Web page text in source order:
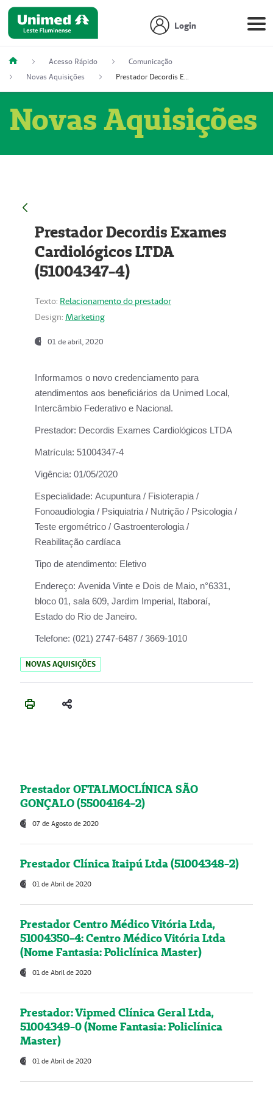
Login
Acesso Rápido
Comunicação
Novas Aquisições
Prestador Decordis Exames Cardiológicos LTDA (51004347-4)
Novas Aquisições
Prestador Decordis Exames
Cardiológicos LTDA
(51004347-4)
Texto: Relacionamento do prestador
Design: Marketing
01 de abril, 2020
Informamos o novo credenciamento para
atendimentos aos beneficiários da Unimed Local,
Intercâmbio Federativo e Nacional.
Prestador: Decordis Exames Cardiológicos LTDA
Matrícula: 51004347-4
Vigência: 01/05/2020
Especialidade: Acupuntura / Fisioterapia /
Fonoaudiologia / Psiquiatria / Nutrição / Psicologia /
Teste ergométrico / Gastroenterologia /
Reabilitação cardíaca
Tipo de atendimento: Eletivo
Endereço: Avenida Vinte e Dois de Maio, n°6331,
bloco 01, sala 609, Jardim Imperial, Itaboraí,
Estado do Rio de Janeiro.
Telefone: (021) 2747-6487 / 3669-1010
NOVAS AQUISIÇÕES
Prestador OFTALMOCLÍNICA SÃO
GONÇALO (55004164-2)
07 de Agosto de 2020
Prestador Clínica Itaipú Ltda (51004348-2)
01 de Abril de 2020
Prestador Centro Médico Vitória Ltda,
51004350-4: Centro Médico Vitória Ltda
(Nome Fantasia: Policlínica Master)
01 de Abril de 2020
Prestador: Vipmed Clínica Geral Ltda,
51004349-0 (Nome Fantasia: Policlínica
Master)
01 de Abril de 2020